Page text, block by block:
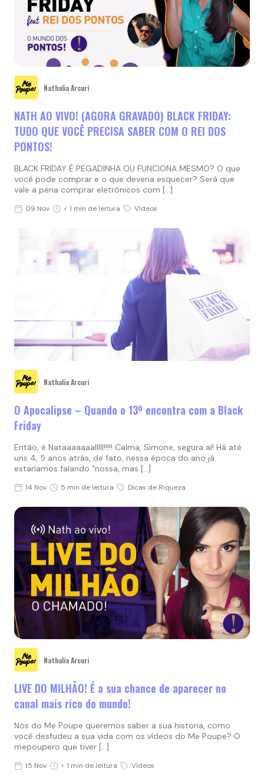
Nathalia Arcuri
NATH AO VIVO! (AGORA GRAVADO) BLACK FRIDAY:
TUDO QUE VOCÊ PRECISA SABER COM O REI DOS
PONTOS!
BLACK FRIDAY É PEGADINHA OU FUNCIONA MESMO? O que
você pode comprar e o que deveria esquecer? Será que
vale a pena comprar eletrônicos com […]
09 Nov < 1 min de leitura Vídeos
Nathalia Arcuri
O Apocalipse – Quando o 13º encontra com a Black
Friday
Então, é Nataaaaaaalllll!!!!! Calma, Simone, segura aí! Há até
uns 4, 5 anos atrás, de fato, nessa época do ano já
estaríamos falando “nossa, mas […]
14 Nov 5 min de leitura Dicas de Riqueza
Nathalia Arcuri
LIVE DO MILHÃO! É a sua chance de aparecer no
canal mais rico do mundo!
Nós do Me Poupe queremos saber a sua historia, como
você desfudeu a sua vida com os vídeos do Me Poupe? O
mepoupero que tiver […]
15 Nov < 1 min de leitura Vídeos